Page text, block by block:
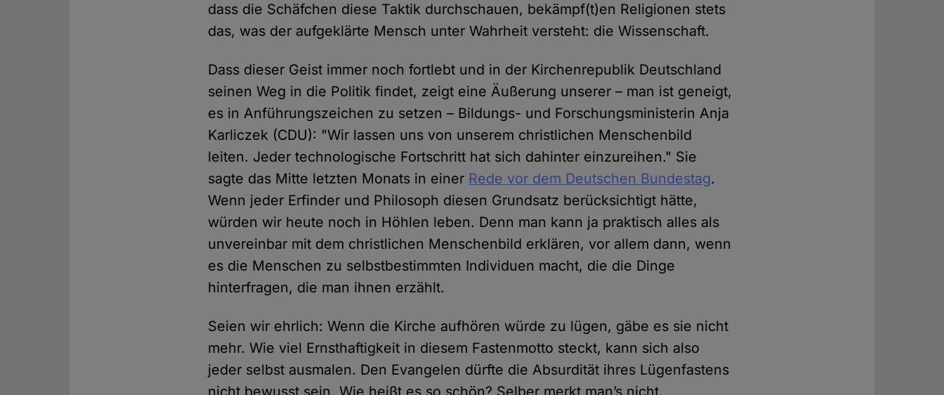
dass die Schäfchen diese Taktik durchschauen, bekämpf(t)en Religionen stets
das, was der aufgeklärte Mensch unter Wahrheit versteht: die Wissenschaft.
Dass dieser Geist immer noch fortlebt und in der Kirchenrepublik Deutschland
seinen Weg in die Politik findet, zeigt eine Äußerung unserer – man ist geneigt,
es in Anführungszeichen zu setzen – Bildungs- und Forschungsministerin Anja
Karliczek (CDU): "Wir lassen uns von unserem christlichen Menschenbild
leiten. Jeder technologische Fortschritt hat sich dahinter einzureihen." Sie
sagte das Mitte letzten Monats in einer Rede vor dem Deutschen Bundestag.
Wenn jeder Erfinder und Philosoph diesen Grundsatz berücksichtigt hätte,
würden wir heute noch in Höhlen leben. Denn man kann ja praktisch alles als
unvereinbar mit dem christlichen Menschenbild erklären, vor allem dann, wenn
es die Menschen zu selbstbestimmten Individuen macht, die die Dinge
hinterfragen, die man ihnen erzählt.
Seien wir ehrlich: Wenn die Kirche aufhören würde zu lügen, gäbe es sie nicht
mehr. Wie viel Ernsthaftigkeit in diesem Fastenmotto steckt, kann sich also
jeder selbst ausmalen. Den Evangelen dürfte die Absurdität ihres Lügenfastens